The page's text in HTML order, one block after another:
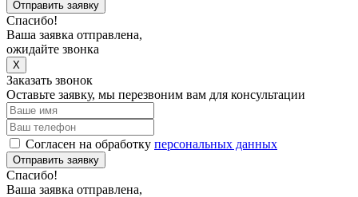
Отправить заявку
Спасибо!
Ваша заявка отправлена,
ожидайте звонка
X
Заказать звонок
Оставьте заявку, мы перезвоним вам для консультации
Согласен на обработку персональных данных
Отправить заявку
Спасибо!
Ваша заявка отправлена,